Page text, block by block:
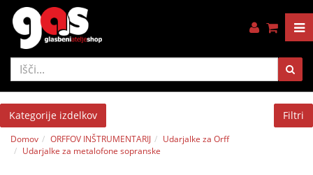
Kategorije izdelkov Filtri
Domov ORFFOV INŠTRUMENTARIJ
Udarjalke za Orff
Udarjalke za metalofone sopranske